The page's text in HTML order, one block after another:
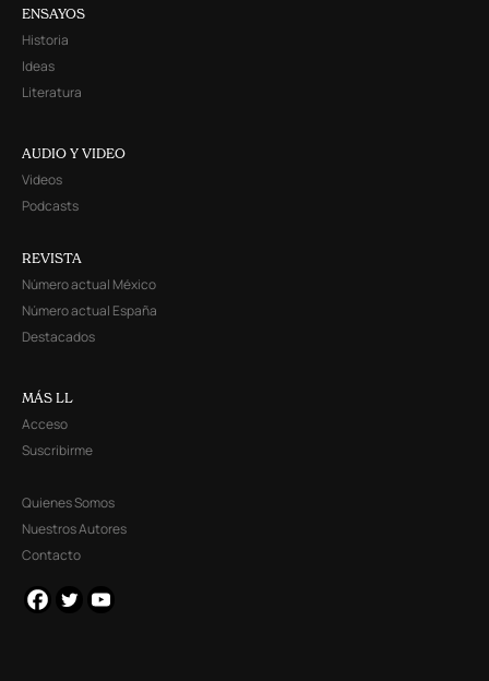
ENSAYOS
Historia
Ideas
Literatura
AUDIO Y VIDEO
Videos
Podcasts
REVISTA
Número actual México
Número actual España
Destacados
MÁS LL
Acceso
Suscribirme
Quienes Somos
Nuestros Autores
Contacto